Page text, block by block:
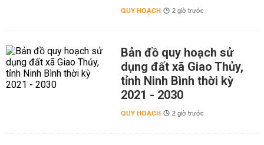
QUY HOẠCH 2 giờ trước
Bản đồ quy hoạch sử
dụng đất xã Giao Thủy,
tỉnh Ninh Bình thời kỳ
2021 - 2030
QUY HOẠCH 2 giờ trước